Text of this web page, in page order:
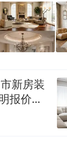
新房装
报价，